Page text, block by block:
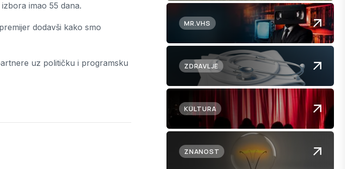
imao 55 dana.
dodavši kako smo
uz političku i programsku
MR.VHS
ZDRAVLJE
KULTURA
ZNANOST